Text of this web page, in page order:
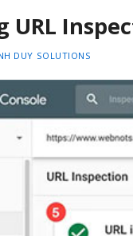
URL
DUY SOLUTIONS